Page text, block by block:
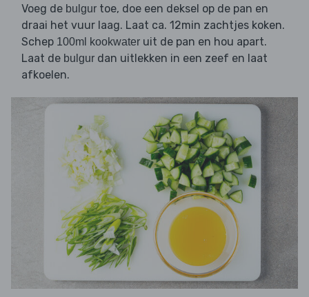
Voeg de bulgur toe, doe een deksel op de pan en
draai het vuur laag. Laat ca. 12min zachtjes koken.
Schep 100ml kookwater uit de pan en hou apart.
Laat de bulgur dan uitlekken in een zeef en laat
afkoelen.